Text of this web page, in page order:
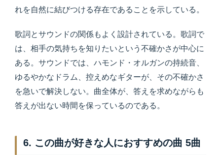
れを自然に結びつける存在であることを示している。
歌詞とサウンドの関係もよく設計されている。歌詞で
は、相手の気持ちを知りたいという不確かさが中心に
ある。サウンドでは、ハモンド・オルガンの持続音、
ゆるやかなドラム、控えめなギターが、その不確かさ
を急いで解決しない。曲全体が、答えを求めながらも
答えが出ない時間を保っているのである。
6. この曲が好きな人におすすめの曲 5曲